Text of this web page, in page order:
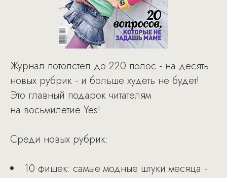
Журнал потолстел до 220 полос - на десять
новых рубрик - и больше худеть не будет!
Это главный подарок читателям
на восьмилетие Yes!
Среди новых рубрик:
10 фишек: самые модные штуки месяца -